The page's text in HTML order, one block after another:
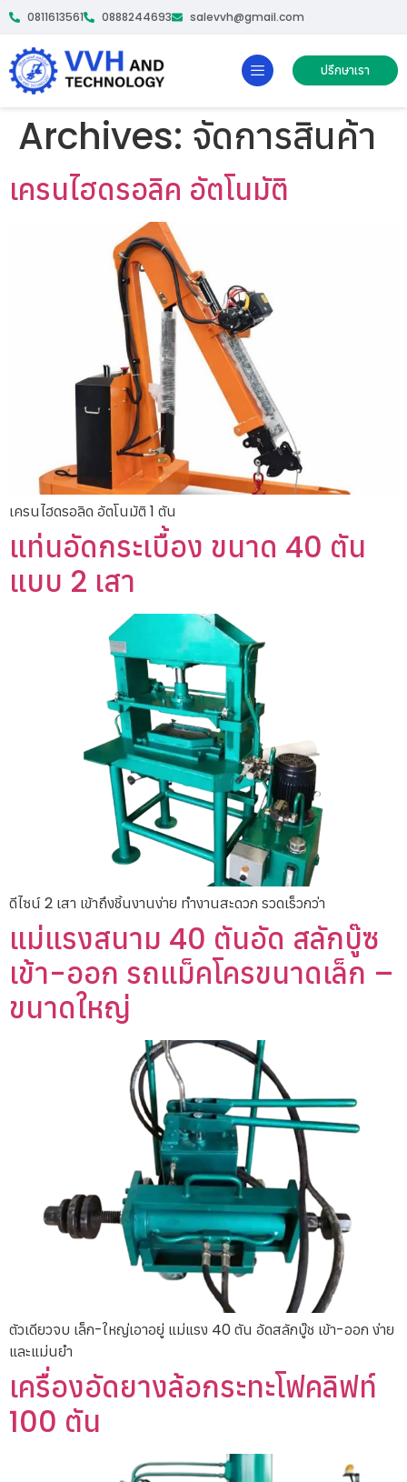
0811613561 0888244693 salevvh@gmail.com
ปรึกษาเรา
Archives: จัดการสินค้า
เครนไฮดรอลิค อัตโนมัติ
เครนไฮดรอลิด อัตโนมัติ 1 ตัน
แท่นอัดกระเบื้อง ขนาด 40 ตัน
แบบ 2 เสา
ดีไซน์ 2 เสา เข้าถึงชิ้นงานง่าย ทำงานสะดวก รวดเร็วกว่า
แม่แรงสนาม 40 ตันอัด สลักบู๊ซ
เข้า-ออก รถแม็คโครขนาดเล็ก –
ขนาดใหญ่
ตัวเดียวจบ เล็ก-ใหญ่เอาอยู่ แม่แรง 40 ตัน อัดสลักบู๊ช เข้า-ออก ง่าย
และแม่นยำ
เครื่องอัดยางล้อกระทะโฟคลิฟท์
100 ตัน